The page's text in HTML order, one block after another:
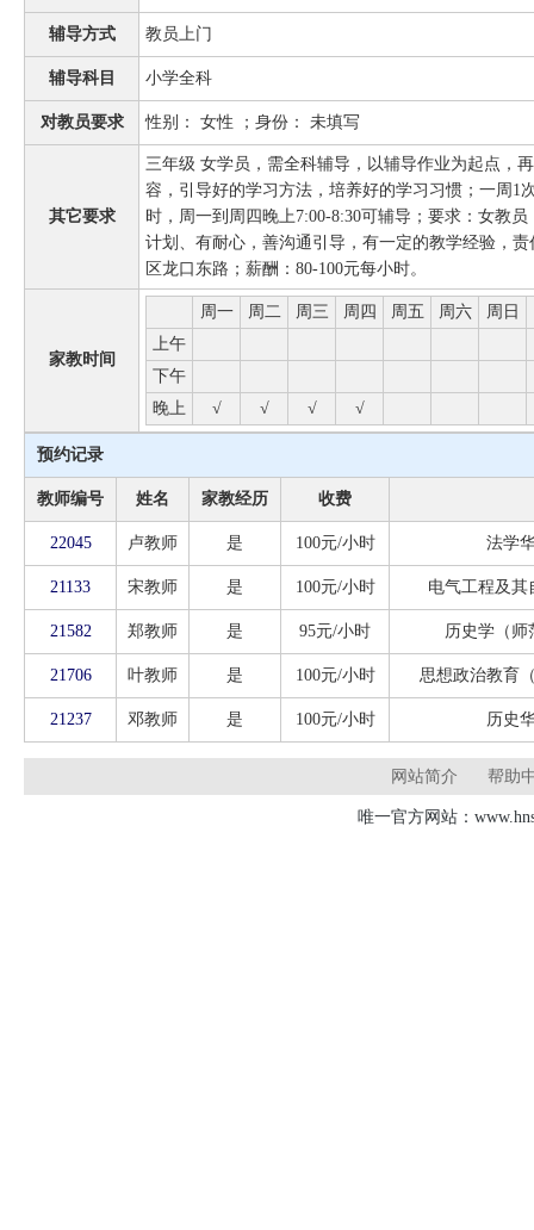
辅导方式 教员上门
辅导科目 小学全科
对教员要求 性别： 女性 ；身份： 未填写
其它要求
三年级 女学员，需全科辅导，以辅导作业为起点，
容，引导好的学习方法，培养好的学习习惯；一周1
时，周一到周四晚上7:00-8:30可辅导；要求：女教
计划、有耐心，善沟通引导，有一定的教学经验，
区龙口东路；薪酬：80-100元每小时。
家教时间
周一 周二 周三 周四 周五 周六 周日
上午
下午
晚上
√ √ √ √
预约记录
教师编号 姓名 家教经历 收费
22045 卢教师 是 100元/小时 法学
21133 宋教师 是 100元/小时 电气工程及其
21582 郑教师 是 95元/小时 历史学（师
21706 叶教师 是 100元/小时 思想政治教育
21237 邓教师 是 100元/小时 历史
网站简介 帮助
唯一官方网站：